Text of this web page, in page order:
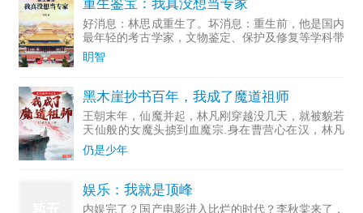
重生鉴宝：我真没想当专家
好消息：林思成重生了。坏消息：重生前，他是国内
最年轻的考古学家，文物鉴定、保护及修复等学科带
头人。多...
眀智
黑木崖抄书百年，我成了魔道祖师
王朝末年，仙魔并起，林凡刚穿越没几天，就被貌若
天仙般的女魔头掳到血魔宗.身在曹营心在汉，林凡
一心只想做个好人，无奈常遭人误解，好在他不断通
过藏书楼抄录变强。……若干年后，正道六大派打上
仍是少年
娱乐：我就是顶峰
内娱完了？国产电影进入比烂的时代？李秋棠来了，